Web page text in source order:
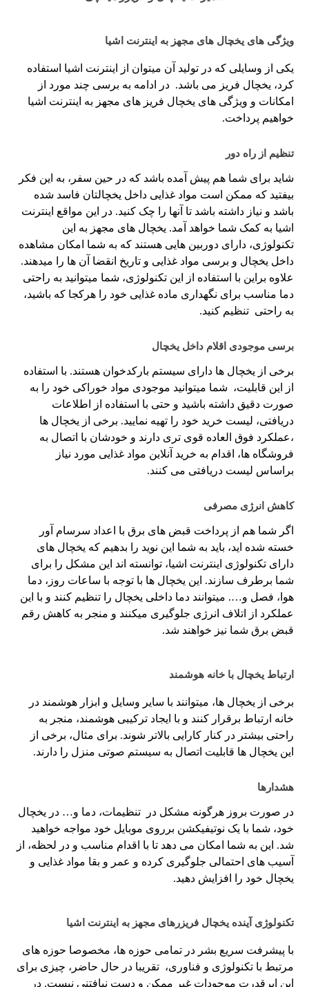
ویژگی های یخچال های مجهز به اینترنت اشیا
یکی از وسایلی که در تولید آن میتوان از اینترنت اشیا استفاده
کرد، یخچال فریز می باشد. در ادامه به برسی چند مورد از
امکانات و ویژگی های یخچال فریز های مجهز به اینترنت اشیا
خواهیم پرداخت.
تنظیم از راه دور
شاید برای شما هم پیش آمده باشد که در حین سفر، به این فکر
بیفتید که ممکن است مواد غذایی داخل یخچالتان فاسد شده
باشد و نیاز داشته باشد تا آنها را چک کنید. در این مواقع اینترنت
اشیا به کمک شما خواهد آمد. یخچال های مجهز به این
تکنولوژی، دارای دوربین هایی هستند که به شما امکان مشاهده
داخل یخچال و برسی مواد غذایی و تاریخ انقضا آن ها را میدهند.
علاوه براین با استفاده از این تکنولوژی، شما میتوانید به راحتی
دما مناسب برای نگهداری ماده غذایی خود را هرکجا که باشید،
به راحتی تنظیم کنید.
برسی موجودی اقلام داخل یخچال
برخی از یخچال ها دارای سیستم بارکدخوان هستند. با استفاده
از این قابلیت، شما میتوانید موجودی مواد خوراکی خود را به
صورت دقیق داشته باشید و حتی با استفاده از اطلاعات
دریافتی، لیست خرید خود را تهیه نمایید. برخی از یخچال ها
،عملکرد فوق العاده قوی تری دارند و خودشان با اتصال به
فروشگاه ها، اقدام به خرید آنلاین مواد غذایی مورد نیاز
براساس لیست دریافتی می کنند.
کاهش انرژی مصرفی
اگر شما هم از پرداخت قبض های برق با اعداد سرسام آور
خسته شده اید، باید به شما این نوید را بدهیم که یخچال های
دارای تکنولوژی اینترنت اشیا، توانسته اند این مشکل را برای
شما برطرف سازند. این یخچال ها با توجه با ساعات روز، دما
هوا، فصل و…. میتوانند دما داخلی یخچال را تنظیم کنند و با این
عملکرد از اتلاف انرژی جلوگیری میکنند و منجر به کاهش رقم
قبض برق شما نیز خواهند شد.
ارتباط یخچال با خانه هوشمند
برخی از یخچال ها، میتوانند با سایر وسایل و ابزار هوشمند در
خانه ارتباط برقرار کنند و با ایجاد ترکیبی هوشمند، منجر به
راحتی بیشتر در کنار کارایی بالاتر شوند. برای مثال، برخی از
این یخچال ها قابلیت اتصال به سیستم صوتی منزل را دارند.
هشدارها
در صورت بروز هرگونه مشکل در تنظیمات، دما و… در یخچال
خود، شما با یک نوتیفیکشن برروی موبایل خود مواجه خواهید
شد. این به شما امکان می دهد تا با اقدام مناسب و در لحظه، از
آسیب های احتمالی جلوگیری کرده و عمر و بقا مواد غذایی و
یخچال خود را افزایش دهید.
تکنولوژی آینده یخچال فریزرهای مجهز به اینترنت اشیا
با پیشرفت سریع بشر در تمامی حوزه ها، مخصوصا حوزه های
مرتبط با تکنولوژی و فناوری، تقریبا در حال حاضر، چیزی برای
این ابرقدرت موجودات غیر ممکن و دست نیافتنی نیست. در